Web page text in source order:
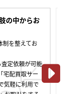
の中からお
制を整えてお
定依頼が可能
宅配買取サー
気軽に利用で